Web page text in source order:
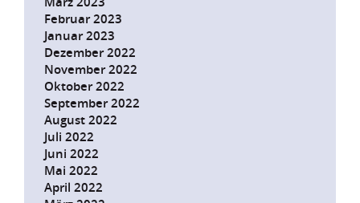
Februar 2023
Januar 2023
Dezember 2022
November 2022
Oktober 2022
September 2022
August 2022
Juli 2022
Juni 2022
Mai 2022
April 2022